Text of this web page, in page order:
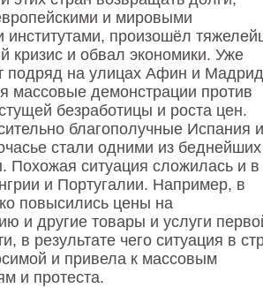
и мировыми
произошёл
кризис и обвал экономики. Уже
подряд на улицах Афин и
массовые демонстрации против
безработицы и роста цен.
благополучные Испания и
стали одними из беднейших
Похожая ситуация сложилась и в
и Португалии. Например, в
повысились цены на
и другие товары и услуги
в результате чего ситуация в
и привела к массовым
и протеста.